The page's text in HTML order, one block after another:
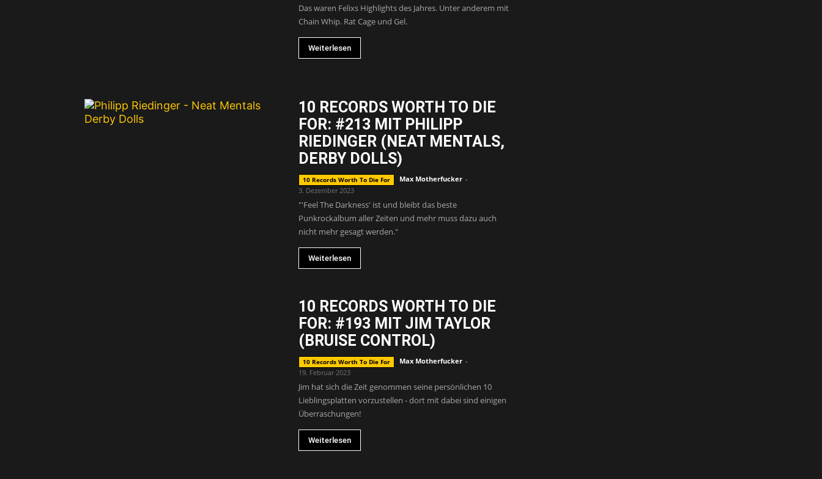
Das waren Felixs Highlights des Jahres. Unter anderem mit
Chain Whip. Rat Cage und Gel.
Weiterlesen
10 RECORDS WORTH TO DIE
FOR: #213 MIT PHILIPP
RIEDINGER (NEAT MENTALS,
DERBY DOLLS)
10 Records Worth To Die For Max Motherfucker -
3. Dezember 2023
"'Feel The Darkness' ist und bleibt das beste
Punkrockalbum aller Zeiten und mehr muss dazu auch
nicht mehr gesagt werden."
Weiterlesen
10 RECORDS WORTH TO DIE
FOR: #193 MIT JIM TAYLOR
(BRUISE CONTROL)
10 Records Worth To Die For Max Motherfucker -
19. Februar 2023
Jim hat sich die Zeit genommen seine persönlichen 10
Lieblingsplatten vorzustellen - dort mit dabei sind einigen
Überraschungen!
Weiterlesen